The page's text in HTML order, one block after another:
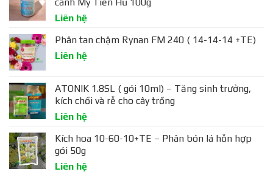
cành Mỹ Tiến Hũ 100g
Liên hệ
Phân tan chậm Rynan FM 240 ( 14-14-14 +TE)
Liên hệ
ATONIK 1.8SL ( gói 10ml) – Tăng sinh trưởng,
kích chồi và rễ cho cây trồng
Liên hệ
Kích hoa 10-60-10+TE – Phân bón lá hỗn hợp
gói 50g
Liên hệ